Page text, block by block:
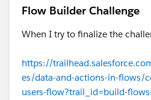
Flow Builder Challenge
When I try to finalize the
https://
es/data-and-actions-in-flows/
users-flow?trail_id=build-